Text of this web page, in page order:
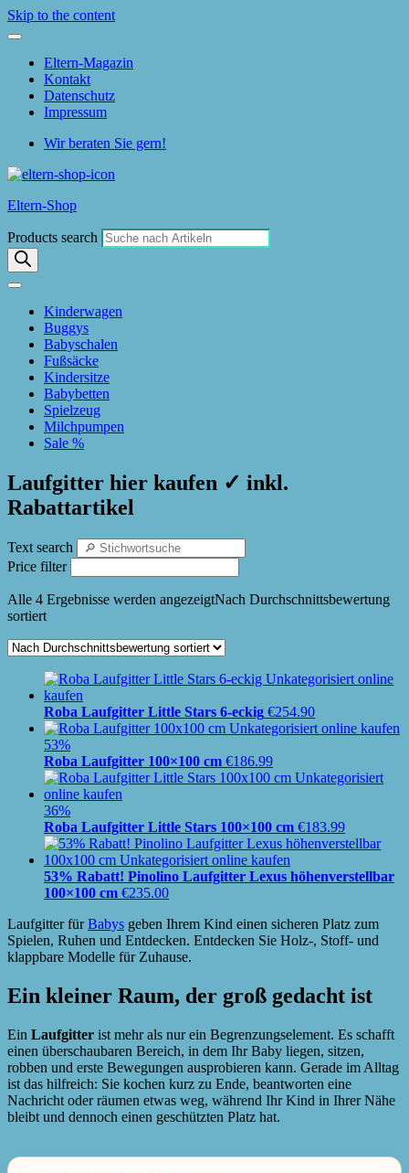
Skip to the content
Eltern-Magazin
Kontakt
Datenschutz
Impressum
Wir beraten Sie gern!
Eltern-Shop
Products search
Kinderwagen
Buggys
Babyschalen
Fußsäcke
Kindersitze
Babybetten
Spielzeug
Milchpumpen
Sale %
Laufgitter hier kaufen ✓ inkl.
Rabattartikel
Text search
Price filter
Alle 4 Ergebnisse werden angezeigtNach Durchschnittsbewertung
sortiert
Roba Laufgitter Little Stars 6-eckig €254.90
53%
Roba Laufgitter 100×100 cm €186.99
36%
Roba Laufgitter Little Stars 100×100 cm €183.99
53% Rabatt! Pinolino Laufgitter Lexus höhenverstellbar
100×100 cm €235.00
Laufgitter fürBabys geben Ihrem Kind einen sicheren Platz zum
Spielen, Ruhen und Entdecken. Entdecken Sie Holz-, Stoff- und
klappbare Modelle für Zuhause.
Ein kleiner Raum, der groß gedacht ist
Ein Laufgitter ist mehr als nur ein Begrenzungselement. Es schafft
einen überschaubaren Bereich, in dem Ihr Baby liegen, sitzen,
robben und erste Bewegungen ausprobieren kann. Gerade im Alltag
ist das hilfreich: Sie kochen kurz zu Ende, beantworten eine
Nachricht oder räumen etwas weg, während Ihr Kind in Ihrer Nähe
bleibt und dennoch einen geschützten Platz hat.